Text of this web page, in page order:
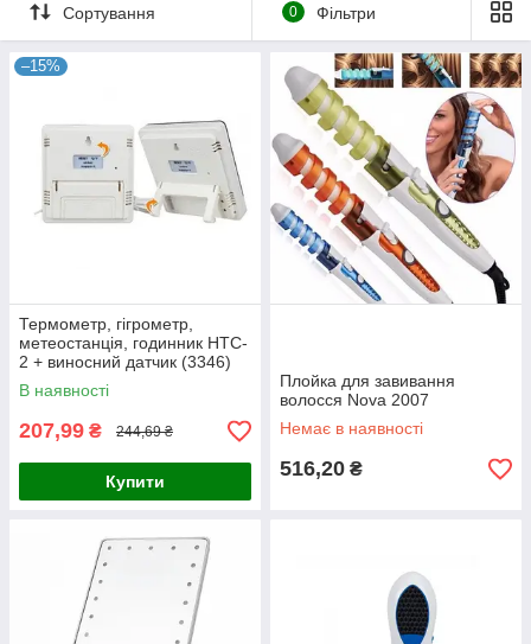
Сортування 0 Фільтри
–15%
Термометр, гігрометр,
метеостанція, годинник HTC-
2 + виносний датчик (3346)
В наявності
207,99 ₴ 244,69 ₴
Купити
Плойка для завивання
волосся Nova 2007
Немає в наявності
516,20 ₴